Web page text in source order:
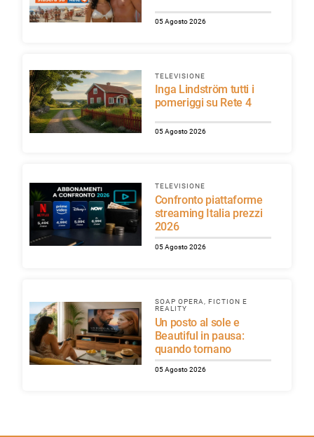
05 Agosto 2026
TELEVISIONE
pomeriggi su Rete 4
05 Agosto 2026
TELEVISIONE
Confronto piattaforme
streaming Italia prezzi
2026
05 Agosto 2026
SOAP OPERA, FICTION E
REALITY
Un posto al sole e
Beautiful in pausa:
quando tornano
05 Agosto 2026